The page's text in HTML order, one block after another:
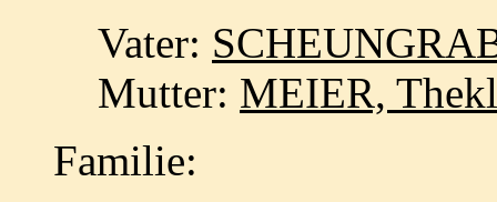
Vater:
Mutter: MEIER,
Familie: